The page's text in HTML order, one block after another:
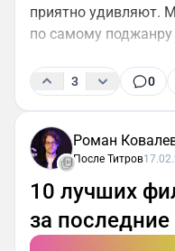
приятно удивляют.
по самому поджанру
3 0
Роман
После Титров
10 лучших
за последние